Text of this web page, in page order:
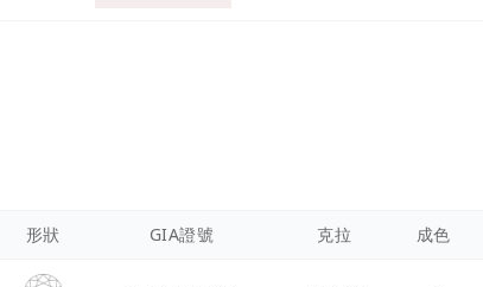
形狀 GIA證號 克拉 成色